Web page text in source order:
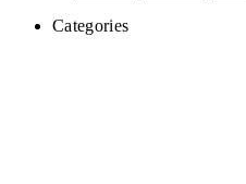
Categories